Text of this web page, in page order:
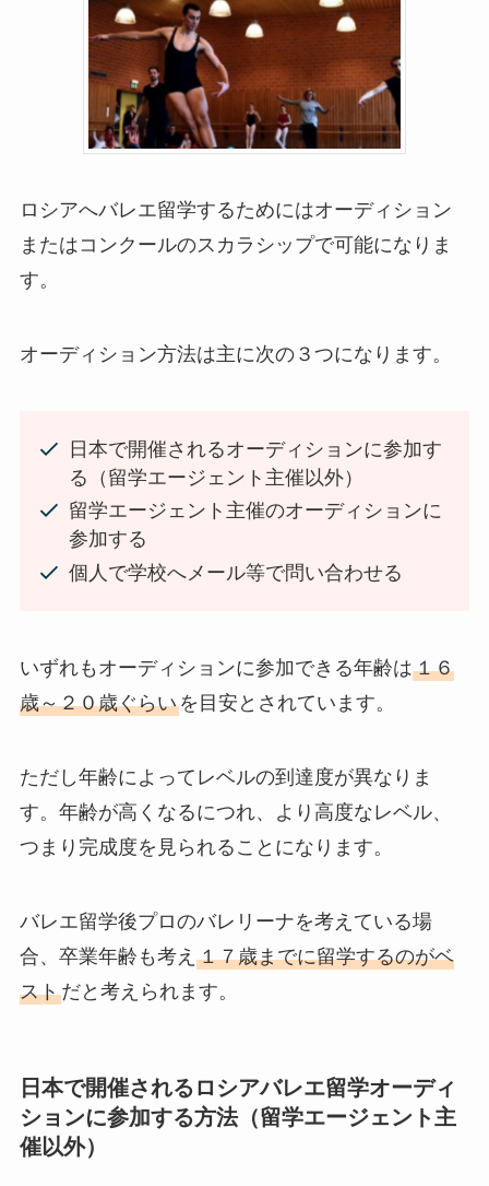
ロシアへバレエ留学するためにはオーディション
またはコンクールのスカラシップで可能になりま
す。
オーディション方法は主に次の３つになります。
日本で開催されるオーディションに参加す
る（留学エージェント主催以外）
留学エージェント主催のオーディションに
参加する
個人で学校へメール等で問い合わせる
いずれもオーディションに参加できる年齢は１６
歳～２０歳ぐらいを目安とされています。
ただし年齢によってレベルの到達度が異なりま
す。年齢が高くなるにつれ、より高度なレベル、
つまり完成度を見られることになります。
バレエ留学後プロのバレリーナを考えている場
合、卒業年齢も考え １７歳までに留学するのがベ
ストだと考えられます。
日本で開催されるロシアバレエ留学オーディ
ションに参加する方法（留学エージェント主
催以外）